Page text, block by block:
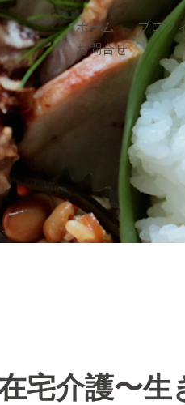
ホーム プロフ
お問合せ
宅介護〜生